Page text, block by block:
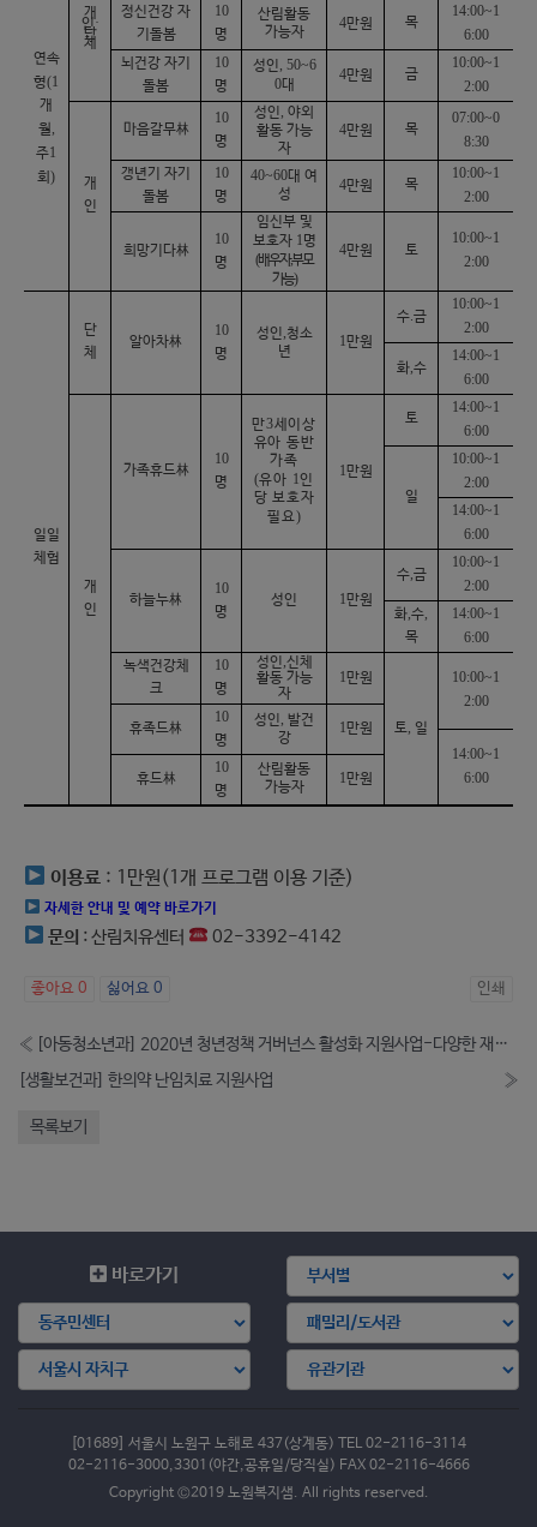
연속
형(1
개
월
주1
회 )
개
인·
단
체
정신건강 자
기돌봄
10
명
산림활동
가능자
4만원 목
14:00~1
6:00
뇌건강 자기
돌봄
10
명
성인 , 50~6
0대
4만원 금
10:00~1
2:00
개
인
마음갈무林
10
명
성인 야외
활동 가능
자
4만원 목
07:00~0
8:30
갱년기 자기
돌봄
10
명
40~60대 여
성
4만원 목
10:00~1
2:00
희망기다林
10
명
임신부 및
보호자 1 명
(배우자,부모
가능)
4만원 토
10:00~1
2:00
일일
체험
단
체
알아차林
10
명
성인 청소
년
1만원
수. 금
10:00~1
2:00
화, 수
14:00~1
6:00
개
인
가족휴드林
10
명
만3세이상
유아 동반
가족
(유아 1인
당 보호자
필요)
1만원
토
14:00~1
6:00
일
10:00~1
2:00
14:00~1
6:00
하늘누林
10
명
성인 1만원
수, 금
10:00~1
2:00
화 수
목
14:00~1
6:00
녹색건강체
크
10
명
성인 신체
활동 가능
자
1만원
토 일
10:00~1
2:00
휴족드林
10
명
성인 발건
강
1만원
14:00~1
6:00
휴드林
10
명
산림활동
가능자
1만원
이용료 : 1만원(1개 프로그램 이용 기준)
자세한 안내 및 예약 바로가기
문의 : 산림치유센터 02-3392-4142
좋아요 0 싫어요 0 인쇄
«
[아동청소년과] 2020년 청년정책 거버넌스 활성화 지원사업-다양한 재능공유 원데이 클래스 모집
[생활보건과] 한의약 난임치료 지원사업
»
목록보기
바로가기
[01689] 서울시 노원구 노해로 437(상계동) TEL 02-2116-3114
02-2116-3000,3301(야간,공휴일/당직실) FAX 02-2116-4666
Copyright ©2019 노원복지샘. All rights reserved.